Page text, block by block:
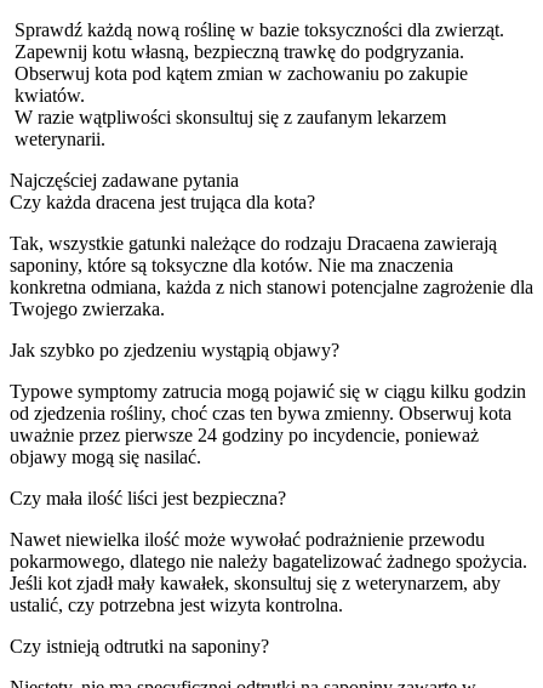
Sprawdź każdą nową roślinę w bazie toksyczności dla zwierząt.
Zapewnij kotu własną, bezpieczną trawkę do podgryzania.
Obserwuj kota pod kątem zmian w zachowaniu po zakupie
kwiatów.
W razie wątpliwości skonsultuj się z zaufanym lekarzem
weterynarii.
Najczęściej zadawane pytania
Czy każda dracena jest trująca dla kota?
Tak, wszystkie gatunki należące do rodzaju Dracaena zawierają
saponiny, które są toksyczne dla kotów. Nie ma znaczenia
konkretna odmiana, każda z nich stanowi potencjalne zagrożenie dla
Twojego zwierzaka.
Jak szybko po zjedzeniu wystąpią objawy?
Typowe symptomy zatrucia mogą pojawić się w ciągu kilku godzin
od zjedzenia rośliny, choć czas ten bywa zmienny. Obserwuj kota
uważnie przez pierwsze 24 godziny po incydencie, ponieważ
objawy mogą się nasilać.
Czy mała ilość liści jest bezpieczna?
Nawet niewielka ilość może wywołać podrażnienie przewodu
pokarmowego, dlatego nie należy bagatelizować żadnego spożycia.
Jeśli kot zjadł mały kawałek, skonsultuj się z weterynarzem, aby
ustalić, czy potrzebna jest wizyta kontrolna.
Czy istnieją odtrutki na saponiny?